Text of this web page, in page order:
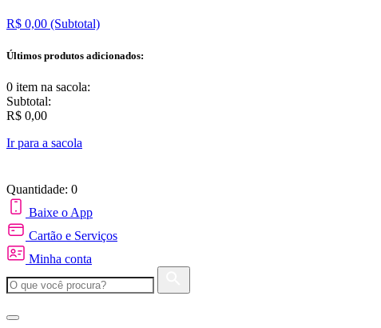
R$ 0,00 (Subtotal)
Últimos produtos adicionados:
0 item na sacola:
Subtotal:
R$ 0,00
Ir para a sacola
Quantidade: 0
Baixe o App
Cartão e Serviços
Minha conta